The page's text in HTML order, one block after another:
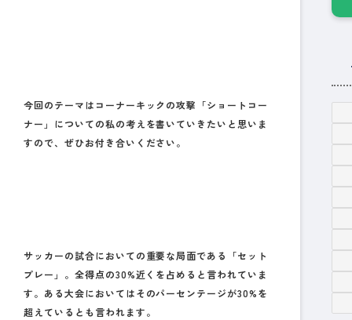
今回のテーマはコーナーキックの攻撃「ショートコー
ナー」についての私の考えを書いていきたいと思いま
すので、ぜひお付き合いください。
サッカーの試合においての重要な局面である「セット
プレー」。全得点の30%近くを占めると言われていま
す。ある大会においてはそのパーセンテージが30%を
超えているとも言われます。